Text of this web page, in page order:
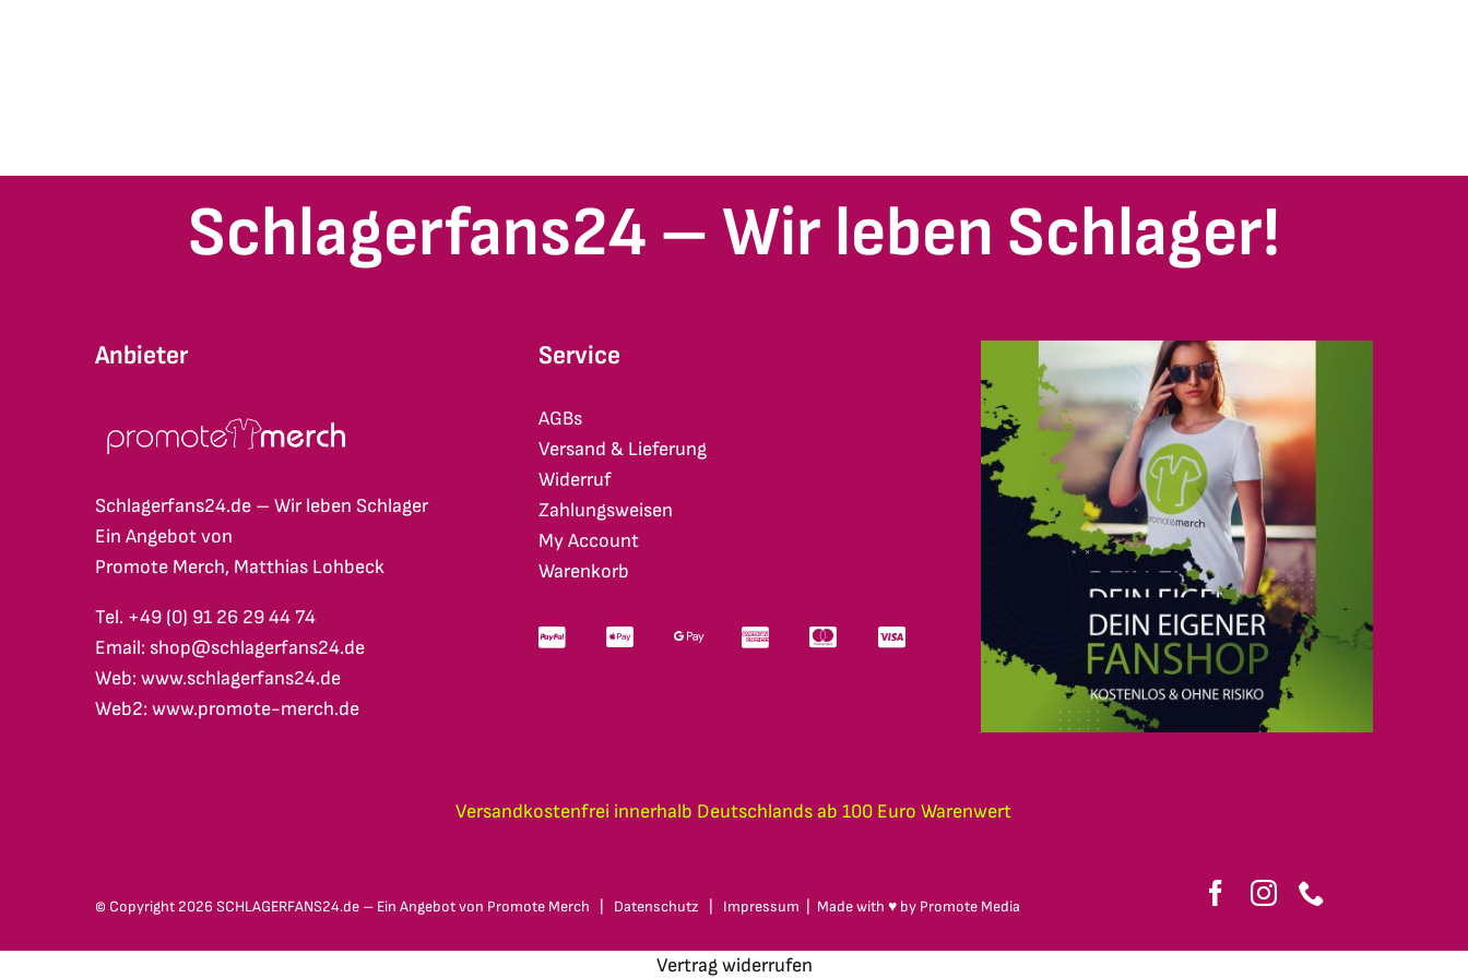
Schlagerfans24 – Wir leben Schlager!
Anbieter
Schlagerfans24.de – Wir leben Schlager
Ein Angebot von
Promote Merch, Matthias Lohbeck
Tel. +49 (0) 91 26 29 44 74
Email: shop@schlagerfans24.de
Web: www.schlagerfans24.de
Web2: www.promote-merch.de
Service
AGBs
Versand & Lieferung
Widerruf
Zahlungsweisen
My Account
Warenkorb
Versandkostenfrei innerhalb Deutschlands ab 100 Euro Warenwert
© Copyright 2026 SCHLAGERFANS24.de – Ein Angebot von Promote Merch Datenschutz Impressum | Made with ♥ by Promote Media
Vertrag widerrufen